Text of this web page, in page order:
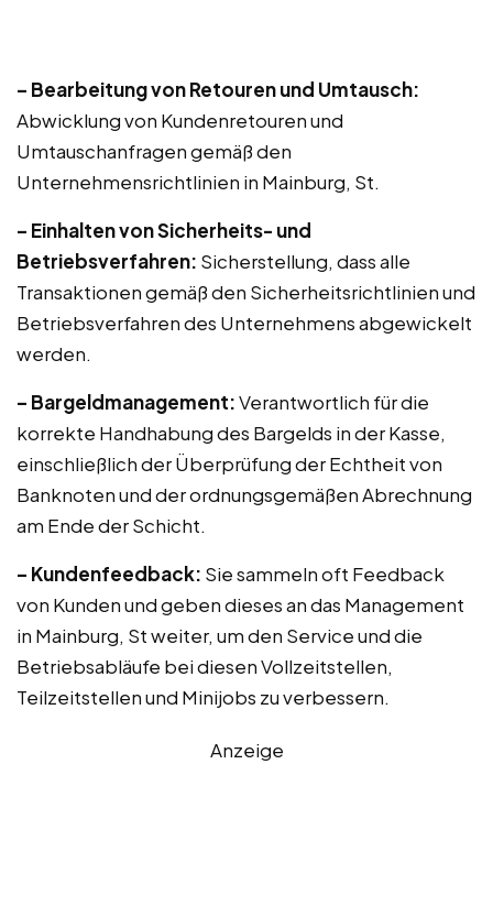
– Bearbeitung von Retouren und Umtausch:
Abwicklung von Kundenretouren und
Umtauschanfragen gemäß den
Unternehmensrichtlinien in Mainburg, St.
– Einhalten von Sicherheits- und
Betriebsverfahren: Sicherstellung, dass alle
Transaktionen gemäß den Sicherheitsrichtlinien und
Betriebsverfahren des Unternehmens abgewickelt
werden.
– Bargeldmanagement:Verantwortlich für die
korrekte Handhabung des Bargelds in der Kasse,
einschließlich der Überprüfung der Echtheit von
Banknoten und der ordnungsgemäßen Abrechnung
am Ende der Schicht.
– Kundenfeedback: Sie sammeln oft Feedback
von Kunden und geben dieses an das Management
in Mainburg, St weiter, um den Service und die
Betriebsabläufe bei diesen Vollzeitstellen,
Teilzeitstellen und Minijobs zu verbessern.
Anzeige